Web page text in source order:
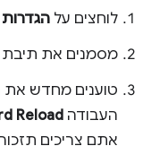
לוחצים על
מסמנים את תיבת
טוענים מחדש
העבודה Reload
אתם צריכים